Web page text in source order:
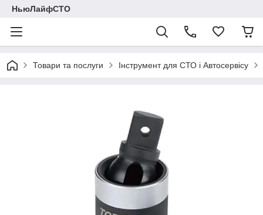
НьюЛайфСТО
Товари та послуги Інструмент для СТО і Автосервісу